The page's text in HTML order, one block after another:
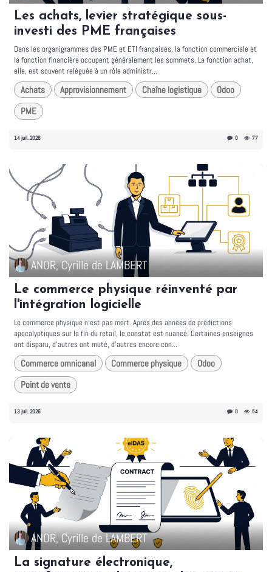
Les achats, levier stratégique sous-
investi des PME françaises
Dans les organigrammes des PME et ETI françaises, la fonction commerciale et
la fonction financière occupent généralement les sommets. La fonction achat,
elle, est souvent reléguée à un rôle administr...
Achats Approvisionnement Chaîne logistique
Odoo
PME
14 juil. 2026 0 77
ANOR, Cyrille de LAMBERT
Le commerce physique réinventé par
l'intégration logicielle
Le commerce physique n'est pas mort. Après des années de prédictions
apocalyptiques sur la fin du retail, le constat est nuancé. Certaines enseignes
ont disparu, d'autres ont muté, d'autres encore con...
Commerce omnicanal Commerce physique
Odoo
Point de vente
13 juil. 2026 0 54
ANOR, Cyrille de LAMBERT
La signature électronique,